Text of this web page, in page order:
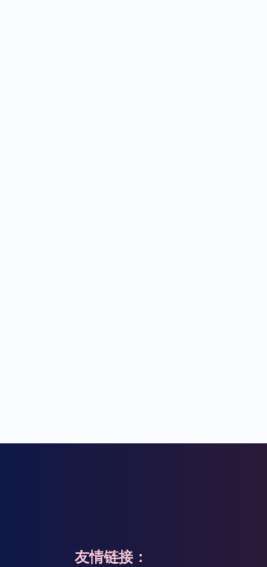
友情链接：